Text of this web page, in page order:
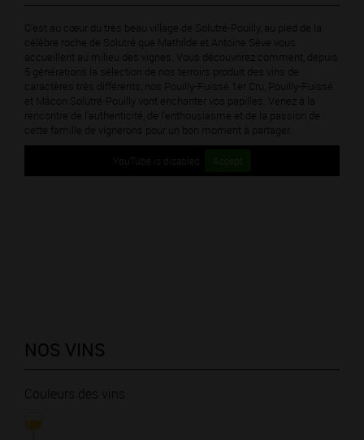
C'est au cœur du très beau village de Solutré-Pouilly, au pied de la
célèbre roche de Solutré que Mathilde et Antoine Sève vous
accueillent au milieu des vignes. Vous découvrirez comment, depuis
5 générations la sélection de nos terroirs produit des vins de
caractères très différents, nos Pouilly-Fuissé 1er Cru, Pouilly-Fuissé
et Mâcon Solutré-Pouilly vont enchanter vos papilles. Venez à la
rencontre de l'authenticité, de l'enthousiasme et de la passion de
cette famille de vignerons pour un bon moment à partager.
YouTube is disabled. Accept
NOS VINS
Couleurs des vins